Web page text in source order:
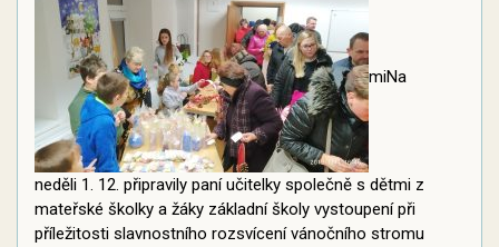
miNa
neděli 1. 12. připravily paní učitelky společně s dětmi z
mateřské školky a žáky základní školy vystoupení při
příležitosti slavnostního rozsvícení vánočního stromu